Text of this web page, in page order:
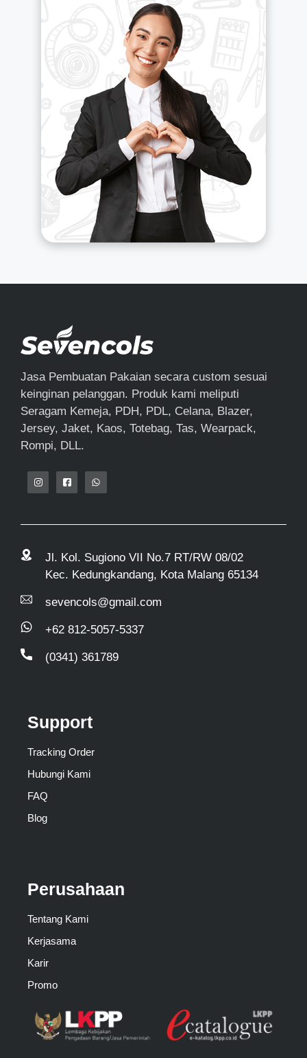
Jasa Pembuatan Pakaian secara custom sesuai
keinginan pelanggan. Produk kami meliputi
Seragam Kemeja, PDH, PDL, Celana, Blazer,
Jersey, Jaket, Kaos, Totebag, Tas, Wearpack,
Rompi, DLL.
Jl. Kol. Sugiono VII No.7 RT/RW 08/02
Kec. Kedungkandang, Kota Malang 65134
sevencols@gmail.com
+62 812-5057-5337
(0341) 361789
Support
Tracking Order
Hubungi Kami
FAQ
Blog
Perusahaan
Tentang Kami
Kerjasama
Karir
Promo